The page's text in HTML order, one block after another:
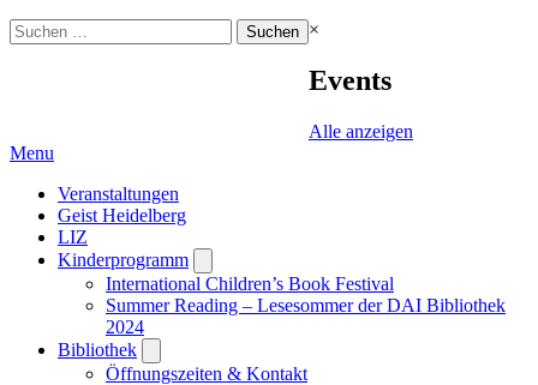
Suchen
nach:
×
Events
Alle anzeigen
Menu
Veranstaltungen
Geist Heidelberg
LIZ
Kinderprogramm
submenu
International Children’s Book Festival
Summer Reading – Lesesommer der DAI Bibliothek
2024
Bibliothek
submenu
Öffnungszeiten & Kontakt